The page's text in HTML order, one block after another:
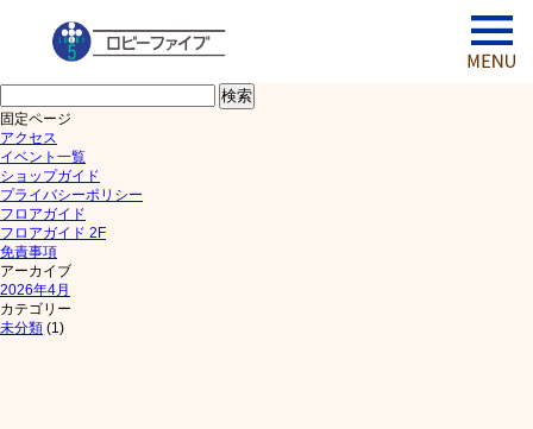
索:
固定ページ
アクセス
イベント一覧
ショップガイド
プライバシーポリシー
フロアガイド
フロアガイド 2F
免責事項
アーカイブ
2026年4月
カテゴリー
未分類 (1)